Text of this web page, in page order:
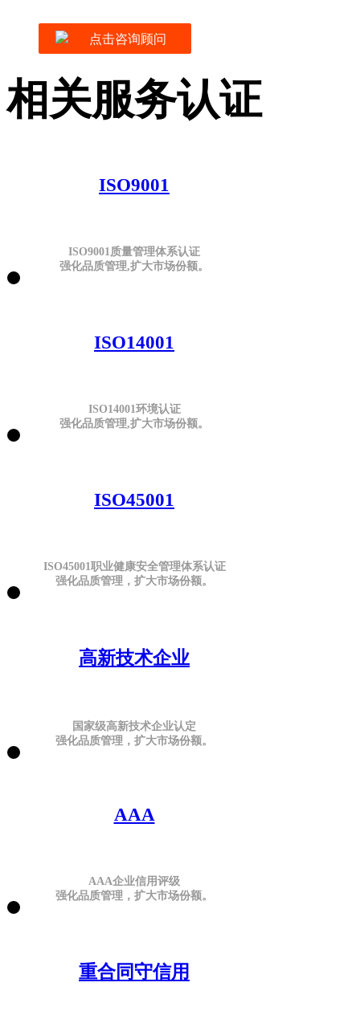
点击咨询顾问
相关服务认证
ISO9001
ISO9001质量管理体系认证
强化品质管理,扩大市场份额。
ISO14001
ISO14001环境认证
强化品质管理,扩大市场份额。
ISO45001
ISO45001职业健康安全管理体系认证
强化品质管理，扩大市场份额。
高新技术企业
国家级高新技术企业认定
强化品质管理，扩大市场份额。
AAA
AAA企业信用评级
强化品质管理，扩大市场份额。
重合同守信用